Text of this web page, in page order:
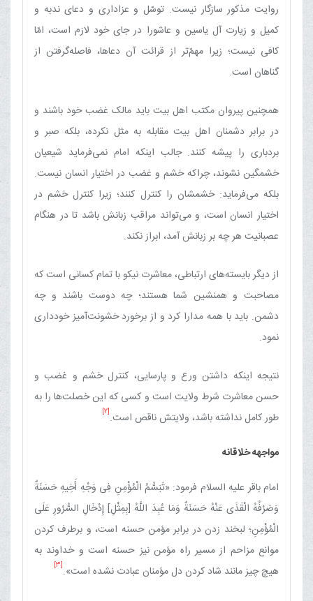
روایت مذکور سازگار نیست. توسّل و عزاداری و دعای ندبه و
کمیل و زیارت آل یاسین و عاشورا در جای خود لازم است، امّا
کافی نیست؛ زیرا مهمّ‌تر از قرائت آن دعاها، فاصله‌گرفتن از
گناهان است.
همچنین پیروان مکتب اهل بیت باید مالک غضب خود باشند و
در برابر دشمنان اهل بیت مقابله به مثل نکرده، بلکه صبر و
بردباری را پیشه کنند. جالب اینکه امام نمی‌فرماید شیعیان
خشمگین نشوند، چراکه خشم و غضب در اختیار انسان نیست.
بلکه می‌فرماید: خشمشان را کنترل کنند؛ زیرا کنترل خشم در
اختیار انسان است، و می‌تواند مراقب زبانش باشد تا در هنگام
عصبانیت هر چه بر زبانش آمد، ابراز نکند.
از دیگر بایسته‌های ارتباطی، معاشرت نیکو با تمام کسانی است که
مصاحبت و همنشین شما هستند؛ چه دوست باشند و چه
دشمن. باید با همه مدارا کرد و از برخورد خشونت‌آمیز خودداری
نمود.
نتیجه اینکه داشتن ورع و پارسایی، کنترل خشم و غضب و
حسن معاشرت شرط ولایت است و کسی که این خصلت‌ها را به
طور کامل نداشته باشد، ولایتش ناقص است.[2]
مواجهه خلاقانه
امام باقر علیه السلام فرمود: «تَبَسُّمُ الْمُؤْمِنِ فِی وَجْهِ أَخِیهِ حَسَنَةٌ
وَصَرْفُهُ الْقَذَی عَنْهُ حَسَنَةٌ وَمَا عُبِدَ اللَّهُ [بِمِثْلِ‌] إِدْخَالِ السُّرُورِ عَلَی
الْمُؤْمِنِ؛ لبخند زدن در برابر مؤمن حسنه است، و برطرف کردن
موانع مزاحم از مسیر راه مؤمن نیز حسنه است و خداوند به
هیچ چیز مانند شاد کردن دل مؤمنان عبادت نشده است».[3]